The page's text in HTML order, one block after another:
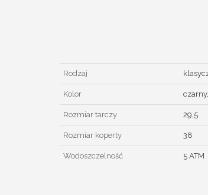
Rodzaj
Kolor
Rozmiar tarczy 29,5
Rozmiar koperty 38
Wodoszczelność 5 ATM